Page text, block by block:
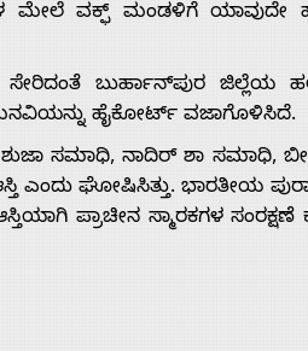
ಮೇಲೆ ವಕ್ಫ್ ಮಂಡಳಿಗೆ ಯಾವುದೇ
ಬುರ್ಹಾನ್‌ಪುರ ಜಿಲ್ಲೆಯ
ಹೈಕೋರ್ಟ್ ವಜಾಗೊಳಿಸಿದೆ.
ಶುಜಾ ಸಮಾಧಿ, ನಾದಿರ್ ಶಾ ಸಮಾಧಿ,
ಘೋಷಿಸಿತ್ತು. ಭಾರತೀಯ
ಪ್ರಾಚೀನ ಸ್ಮಾರಕಗಳ